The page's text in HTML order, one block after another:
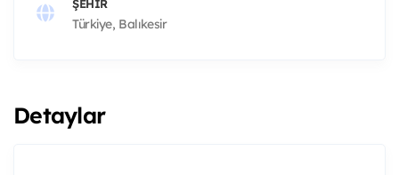
ŞEHIR
Türkiye, Balıkesir
Detaylar